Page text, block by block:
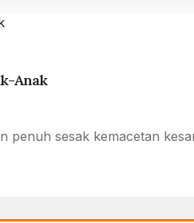
Anak
penuh sesak kemacetan